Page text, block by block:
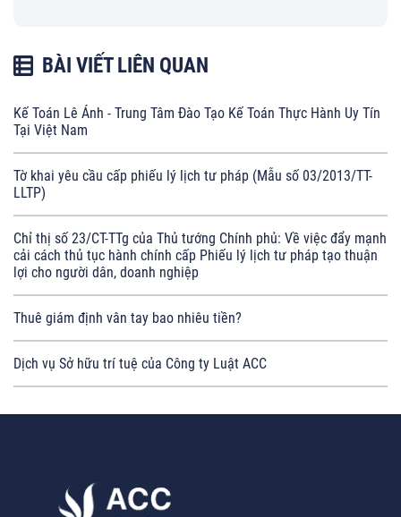
BÀI VIẾT LIÊN QUAN
Kế Toán Lê Ánh - Trung Tâm Đào Tạo Kế Toán Thực Hành Uy Tín
Tại Việt Nam
Tờ khai yêu cầu cấp phiếu lý lịch tư pháp (Mẫu số 03/2013/TT-
LLTP)
Chỉ thị số 23/CT-TTg của Thủ tướng Chính phủ: Về việc đẩy mạnh
cải cách thủ tục hành chính cấp Phiếu lý lịch tư pháp tạo thuận
lợi cho người dân, doanh nghiệp
Thuê giám định vân tay bao nhiêu tiền?
Dịch vụ Sở hữu trí tuệ của Công ty Luật ACC